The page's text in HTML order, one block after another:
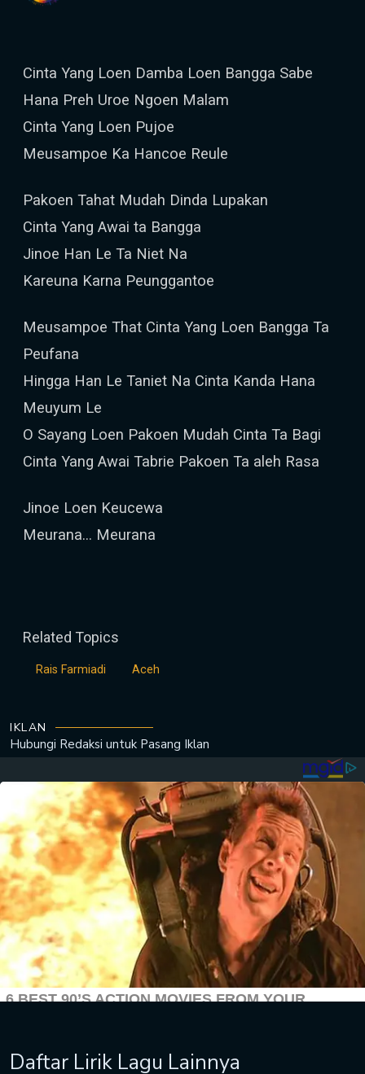
Cinta Yang Loen Damba Loen Bangga Sabe
Hana Preh Uroe Ngoen Malam
Cinta Yang Loen Pujoe
Meusampoe Ka Hancoe Reule
Pakoen Tahat Mudah Dinda Lupakan
Cinta Yang Awai ta Bangga
Jinoe Han Le Ta Niet Na
Kareuna Karna Peunggantoe
Meusampoe That Cinta Yang Loen Bangga Ta
Peufana
Hingga Han Le Taniet Na Cinta Kanda Hana
Meuyum Le
O Sayang Loen Pakoen Mudah Cinta Ta Bagi
Cinta Yang Awai Tabrie Pakoen Ta aleh Rasa
Jinoe Loen Keucewa
Meurana... Meurana
Related Topics
Rais Farmiadi Aceh
IKLAN
Hubungi Redaksi untuk Pasang Iklan
Daftar Lirik Lagu Lainnya